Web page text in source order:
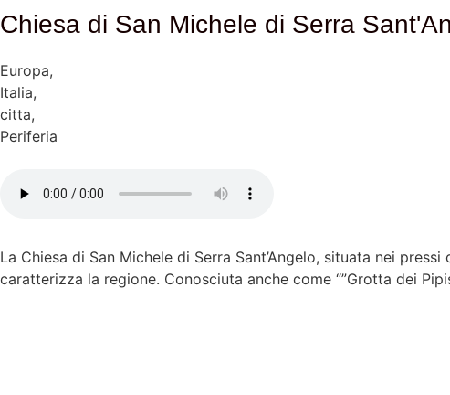
Chiesa di San Michele di Serra
Europa,
Italia,
citta,
Periferia
La Chiesa di San Michele di Serra Sant’Angelo, situata nei
caratterizza la regione. Conosciuta anche come “”Grotta dei
durante il quale molte delle grotte della regione vennero
umana, è tipico dei Sassi di Matera, dichiarati Patrimonio
semplice che si apre direttamente sulla parete rocciosa. Una